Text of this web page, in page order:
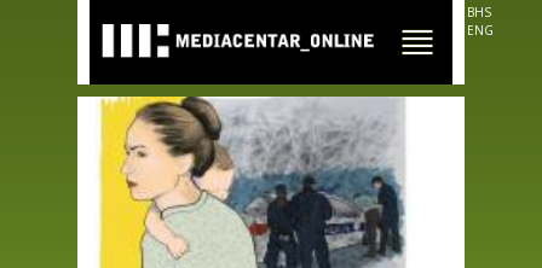
main
content
BHS
ENG